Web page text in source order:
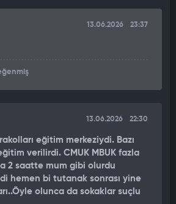
13.06.2026 23:37
13.06.2026 22:30
eğitim merkeziydi. Bazı
verilirdi. CMUK MBUK fazla
2 saatte mum gibi olurdu
hemen bi tutanak sonrası yine
olunca da sokaklar suçlu